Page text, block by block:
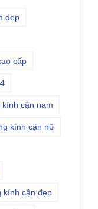
dep
cấp
kính cận nam
kính cận nữ
kính cận đẹp